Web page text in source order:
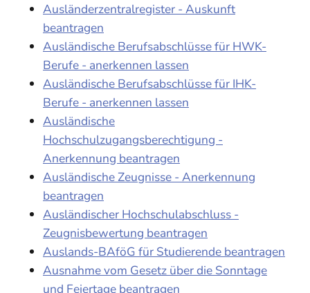
Ausländerzentralregister - Auskunft
beantragen
Ausländische Berufsabschlüsse für HWK-
Berufe - anerkennen lassen
Ausländische Berufsabschlüsse für IHK-
Berufe - anerkennen lassen
Ausländische
Hochschulzugangsberechtigung -
Anerkennung beantragen
Ausländische Zeugnisse - Anerkennung
beantragen
Ausländischer Hochschulabschluss -
Zeugnisbewertung beantragen
Auslands-BAföG für Studierende beantragen
Ausnahme vom Gesetz über die Sonntage
und Feiertage beantragen